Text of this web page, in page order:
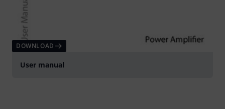
DOWNLOAD
User manual